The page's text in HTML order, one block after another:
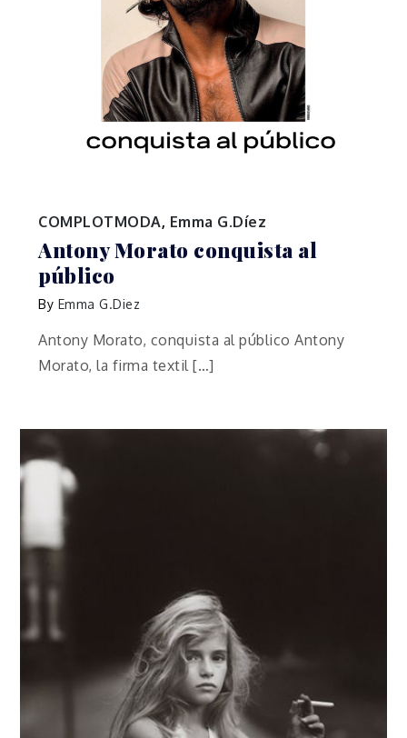
COMPLOTMODA, Emma G.Díez
Antony Morato conquista al
público
By Emma G.Diez
Antony Morato, conquista al público Antony
Morato, la firma textil […]